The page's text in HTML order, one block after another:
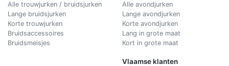
Alle trouwjurken / bruidsjurken
Lange bruidsjurken
Korte trouwjurken
Bruidsaccessoires
Bruidsmeisjes
Alle avondjurken
Lange avondjurken
Korte avondjurken
Lang in grote maat
Kort in grote maat
Vlaamse klanten